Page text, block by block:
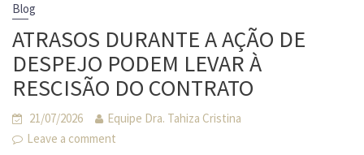
Blog
ATRASOS DURANTE A AÇÃO DE
DESPEJO PODEM LEVAR À
RESCISÃO DO CONTRATO
21/07/2026
Equipe Dra. Tahiza Cristina
Leave a comment